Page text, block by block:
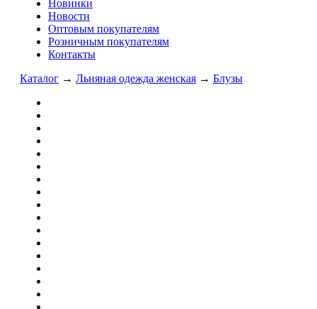
Новинки
Новости
Оптовым покупателям
Розничным покупателям
Контакты
Каталог → Льняная одежда женская → Блузы